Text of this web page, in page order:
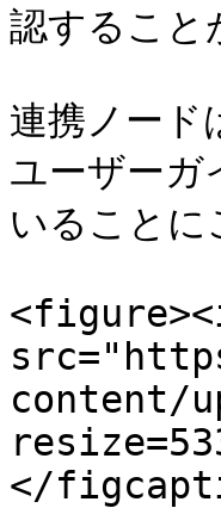
認すること
連携ノード
ユーザーガ
いることに
content/
</